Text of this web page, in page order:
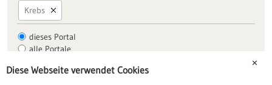
Krebs
dieses Portal
alle Portale
✕
Diese Webseite verwendet Cookies